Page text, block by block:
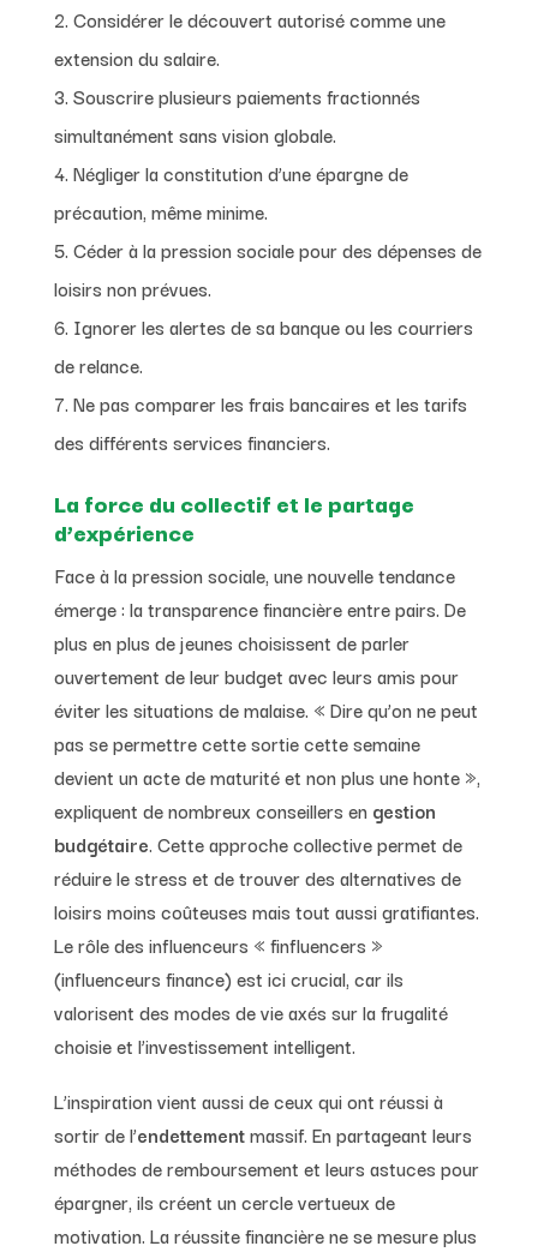
Considérer le découvert autorisé comme une
extension du salaire.
Souscrire plusieurs paiements fractionnés
simultanément sans vision globale.
Négliger la constitution d’une épargne de
précaution, même minime.
Céder à la pression sociale pour des dépenses de
loisirs non prévues.
Ignorer les alertes de sa banque ou les courriers
de relance.
Ne pas comparer les frais bancaires et les tarifs
des différents services financiers.
La force du collectif et le partage
d’expérience
Face à la pression sociale, une nouvelle tendance
émerge : la transparence financière entre pairs. De
plus en plus de jeunes choisissent de parler
ouvertement de leur budget avec leurs amis pour
éviter les situations de malaise. « Dire qu’on ne peut
pas se permettre cette sortie cette semaine
devient un acte de maturité et non plus une honte »,
expliquent de nombreux conseillers en gestion
budgétaire. Cette approche collective permet de
réduire le stress et de trouver des alternatives de
loisirs moins coûteuses mais tout aussi gratifiantes.
Le rôle des influenceurs « finfluencers »
(influenceurs finance) est ici crucial, car ils
valorisent des modes de vie axés sur la frugalité
choisie et l’investissement intelligent.
L’inspiration vient aussi de ceux qui ont réussi à
sortir de l’endettementmassif. En partageant leurs
méthodes de remboursement et leurs astuces pour
épargner, ils créent un cercle vertueux de
motivation. La réussite financière ne se mesure plus